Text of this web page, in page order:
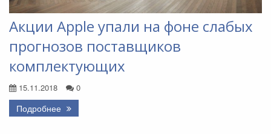
Акции Apple упали на фоне слабых
прогнозов поставщиков
комплектующих
15.11.2018 0
Подробнее